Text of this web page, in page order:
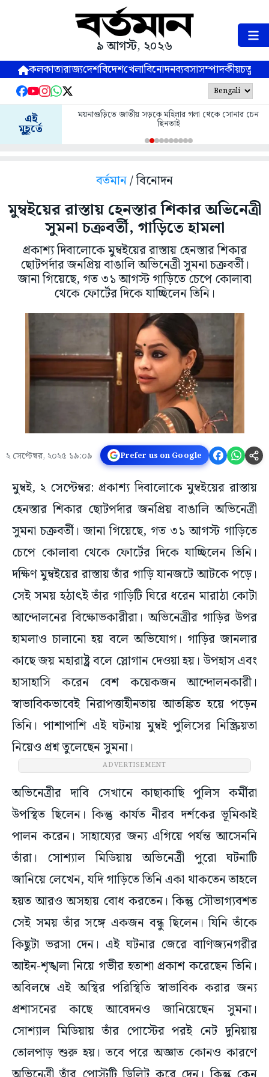
৯ আগস্ট, ২০২৬
কলকাতারাজ্যদেশবিদেশখেলাবিনোদনব্যবসাসম্পাদকীয়
এই
মুহূর্তে
ময়নাগুড়িতে জাতীয় সড়কে মহিলার গলা থেকে সোনার চেন
ছিনতাই
বর্তমান/ বিনোদন
মুম্বইয়ের রাস্তায় হেনস্তার শিকার অভিনেত্রী
সুমনা চক্রবর্তী, গাড়িতে হামলা
প্রকাশ্য দিবালোকে মুম্বইয়ের রাস্তায় হেনস্তার শিকার
ছোটপর্দার জনপ্রিয় বাঙালি অভিনেত্রী সুমনা চক্রবর্তী।
জানা গিয়েছে, গত ৩১ আগস্ট গাড়িতে চেপে কোলাবা
থেকে ফোর্টের দিকে যাচ্ছিলেন তিনি।
২ সেপ্টেম্বর, ২০২৫ ১৯:০৯ Prefer us on Google
মুম্বই, ২ সেপ্টেম্বর: প্রকাশ্য দিবালোকে মুম্বইয়ের রাস্তায়
হেনস্তার শিকার ছোটপর্দার জনপ্রিয় বাঙালি অভিনেত্রী
সুমনা চক্রবর্তী। জানা গিয়েছে, গত ৩১ আগস্ট গাড়িতে
চেপে কোলাবা থেকে ফোর্টের দিকে যাচ্ছিলেন তিনি।
দক্ষিণ মুম্বইয়ের রাস্তায় তাঁর গাড়ি যানজটে আটকে পড়ে।
সেই সময় হঠাৎই তাঁর গাড়িটি ঘিরে ধরেন মারাঠা কোটা
আন্দোলনের বিক্ষোভকারীরা। অভিনেত্রীর গাড়ির উপর
হামলাও চালানো হয় বলে অভিযোগ। গাড়ির জানলার
কাছে জয় মহারাষ্ট্র বলে স্লোগান দেওয়া হয়। উপহাস এবং
হাসাহাসি করেন বেশ কয়েকজন আন্দোলনকারী।
স্বাভাবিকভাবেই নিরাপত্তাহীনতায় আতঙ্কিত হয়ে পড়েন
তিনি। পাশাপাশি এই ঘটনায় মুম্বই পুলিসের নিস্ক্রিয়তা
নিয়েও প্রশ্ন তুলেছেন সুমনা।
ADVERTISEMENT
অভিনেত্রীর দাবি সেখানে কাছাকাছি পুলিস কর্মীরা
উপস্থিত ছিলেন। কিন্তু কার্যত নীরব দর্শকের ভূমিকাই
পালন করেন। সাহায্যের জন্য এগিয়ে পর্যন্ত আসেননি
তাঁরা। সোশ্যাল মিডিয়ায় অভিনেত্রী পুরো ঘটনাটি
জানিয়ে লেখেন, যদি গাড়িতে তিনি একা থাকতেন তাহলে
হয়ত আরও অসহায় বোধ করতেন। কিন্তু সৌভাগ্যবশত
সেই সময় তাঁর সঙ্গে একজন বন্ধু ছিলেন। যিনি তাঁকে
কিছুটা ভরসা দেন। এই ঘটনার জেরে বাণিজ্যনগরীর
আইন-শৃঙ্খলা নিয়ে গভীর হতাশা প্রকাশ করেছেন তিনি।
অবিলম্বে এই অস্থির পরিস্থিতি স্বাভাবিক করার জন্য
প্রশাসনের কাছে আবেদনও জানিয়েছেন সুমনা।
সোশ্যাল মিডিয়ায় তাঁর পোস্টের পরই নেট দুনিয়ায়
তোলপাড় শুরু হয়। তবে পরে অজ্ঞাত কোনও কারণে